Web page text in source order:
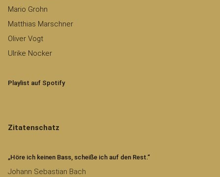
Mario Grohn
Matthias Marschner
Oliver Vogt
Ulrike Nocker
Playlist auf Spotify
Zitatenschatz
„Höre ich keinen Bass, scheiße ich auf den Rest.“
Johann Sebastian Bach